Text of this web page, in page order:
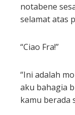
notabene
selamat atas
“Ciao Fra!”
“Ini adalah
aku bahagia
kamu berada